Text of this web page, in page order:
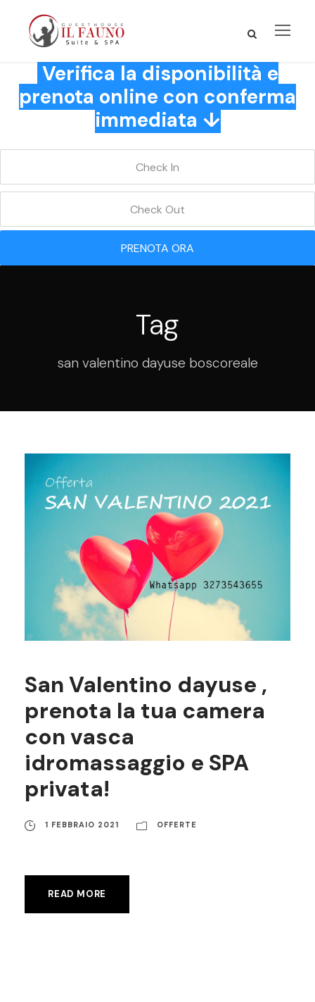
Verifica la disponibilità e
prenota online con conferma
immediata ↓
PRENOTA ORA
Tag
san valentino dayuse boscoreale
San Valentino dayuse ,
prenota la tua camera
con vasca
idromassaggio e SPA
privata!
1 FEBBRAIO 2021 OFFERTE
READ MORE